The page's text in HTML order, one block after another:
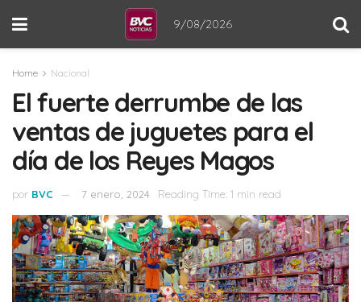
9/08/2026
Home Nacional
El fuerte derrumbe de las
ventas de juguetes para el
día de los Reyes Magos
por BVC 7 enero, 2024 Reading Time: 1 min read